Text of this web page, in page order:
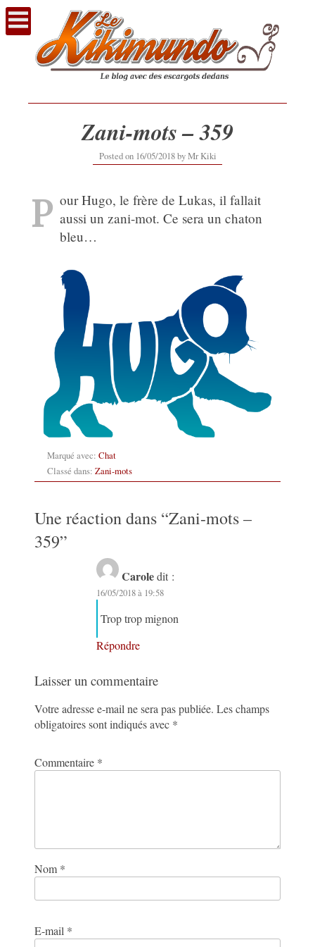
Voir
contenu
Zani-mots – 359
Posted on 16/05/201812/09/2019
byMr Kiki
P our Hugo, le frère de Lukas, il fallait
aussi un zani-mot. Ce sera un chaton
bleu…
Marqué avec: Chat
Classé dans: Zani-mots
Une réaction dans “Zani-mots –
359”
Carole dit :
16/05/2018 à 19:58
Trop trop mignon
Répondre
Laisser un commentaire
Votre adresse e-mail ne sera pas publiée. Les champs
obligatoires sont indiqués avec *
Commentaire *
Nom *
E-mail *